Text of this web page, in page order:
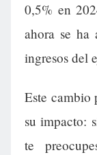
0,5% en
ahora se ha
ingresos del
Este cambio
su impacto:
te